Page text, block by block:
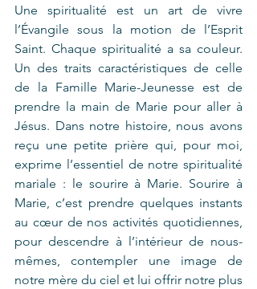
Une spiritualité est un art de vivre
l’Évangile sous la motion de l’Esprit
Saint. Chaque spiritualité a sa couleur.
Un des traits caractéristiques de celle
de la Famille Marie-Jeunesse est de
prendre la main de Marie pour aller à
Jésus. Dans notre histoire, nous avons
reçu une petite prière qui, pour moi,
exprime l’essentiel de notre spiritualité
mariale : le sourire à Marie. Sourire à
Marie, c’est prendre quelques instants
au cœur de nos activités quotidiennes,
pour descendre à l’intérieur de nous-
mêmes, contempler une image de
notre mère du ciel et lui offrir notre plus